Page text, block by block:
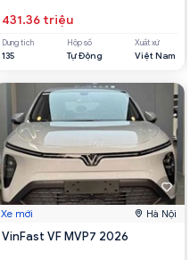
431.36 triệu
Dung tích
135
Hộp số
Tự Động
Xuất xứ
Việt Nam
Xe mới Hà Nội
VinFast VF MVP7 2026